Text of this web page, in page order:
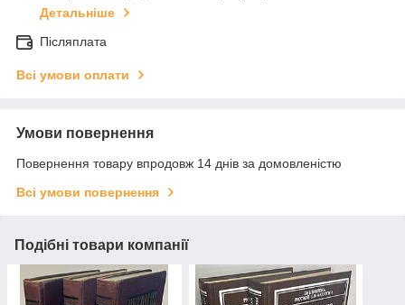
Детальніше
Післяплата
Всі умови оплати
Умови повернення
Повернення товару впродовж 14 днів за домовленістю
Всі умови повернення
Подібні товари компанії